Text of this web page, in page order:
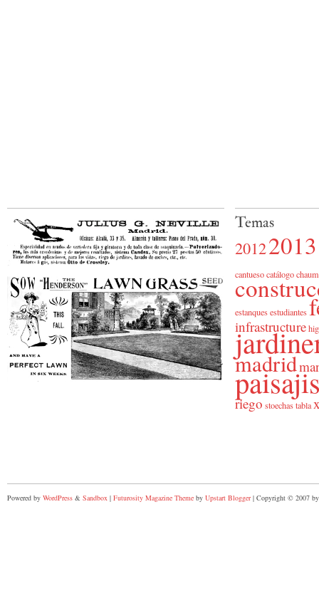
Temas
20122013
cantuesocatálogo
estanquesestudiantes
infrastructure
madrid
riego stoechastabla
Powered by WordPress & Sandbox | Futurosity Magazine Theme by Upstart Blogger| Copyright © 2007 by